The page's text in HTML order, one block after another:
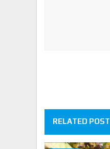
RELATED POST